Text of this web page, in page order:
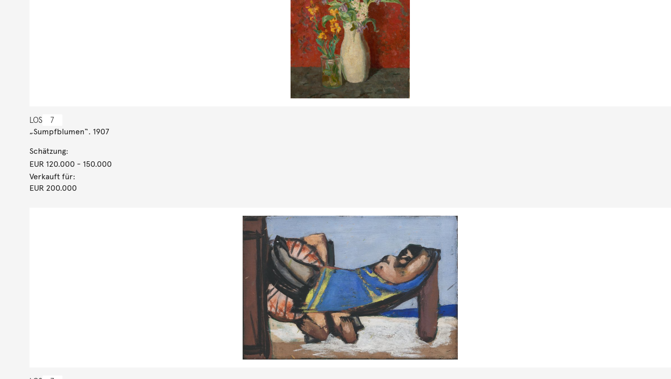
LOS 7
„Sumpfblumen“. 1907
Schätzung:
EUR 120.000 - 150.000
Verkauft für:
EUR 200.000